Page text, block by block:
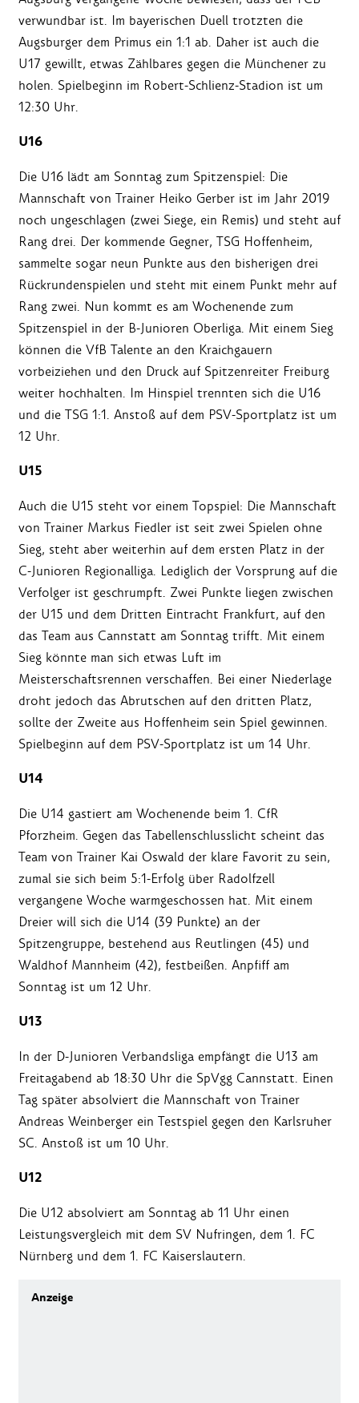
verwundbar ist. Im bayerischen Duell trotzten die
Augsburger dem Primus ein 1:1 ab. Daher ist auch die
U17 gewillt, etwas Zählbares gegen die Münchener zu
holen. Spielbeginn im Robert-Schlienz-Stadion ist um
12:30 Uhr.
U16
Die U16 lädt am Sonntag zum Spitzenspiel: Die
Mannschaft von Trainer Heiko Gerber ist im Jahr 2019
noch ungeschlagen (zwei Siege, ein Remis) und steht auf
Rang drei. Der kommende Gegner, TSG Hoffenheim,
sammelte sogar neun Punkte aus den bisherigen drei
Rückrundenspielen und steht mit einem Punkt mehr auf
Rang zwei. Nun kommt es am Wochenende zum
Spitzenspiel in der B-Junioren Oberliga. Mit einem Sieg
können die VfB Talente an den Kraichgauern
vorbeiziehen und den Druck auf Spitzenreiter Freiburg
weiter hochhalten. Im Hinspiel trennten sich die U16
und die TSG 1:1. Anstoß auf dem PSV-Sportplatz ist um
12 Uhr.
U15
Auch die U15 steht vor einem Topspiel: Die Mannschaft
von Trainer Markus Fiedler ist seit zwei Spielen ohne
Sieg, steht aber weiterhin auf dem ersten Platz in der
C-Junioren Regionalliga. Lediglich der Vorsprung auf die
Verfolger ist geschrumpft. Zwei Punkte liegen zwischen
der U15 und dem Dritten Eintracht Frankfurt, auf den
das Team aus Cannstatt am Sonntag trifft. Mit einem
Sieg könnte man sich etwas Luft im
Meisterschaftsrennen verschaffen. Bei einer Niederlage
droht jedoch das Abrutschen auf den dritten Platz,
sollte der Zweite aus Hoffenheim sein Spiel gewinnen.
Spielbeginn auf dem PSV-Sportplatz ist um 14 Uhr.
U14
Die U14 gastiert am Wochenende beim 1. CfR
Pforzheim. Gegen das Tabellenschlusslicht scheint das
Team von Trainer Kai Oswald der klare Favorit zu sein,
zumal sie sich beim 5:1-Erfolg über Radolfzell
vergangene Woche warmgeschossen hat. Mit einem
Dreier will sich die U14 (39 Punkte) an der
Spitzengruppe, bestehend aus Reutlingen (45) und
Waldhof Mannheim (42), festbeißen. Anpfiff am
Sonntag ist um 12 Uhr.
U13
In der D-Junioren Verbandsliga empfängt die U13 am
Freitagabend ab 18:30 Uhr die SpVgg Cannstatt. Einen
Tag später absolviert die Mannschaft von Trainer
Andreas Weinberger ein Testspiel gegen den Karlsruher
SC. Anstoß ist um 10 Uhr.
U12
Die U12 absolviert am Sonntag ab 11 Uhr einen
Leistungsvergleich mit dem SV Nufringen, dem 1. FC
Nürnberg und dem 1. FC Kaiserslautern.